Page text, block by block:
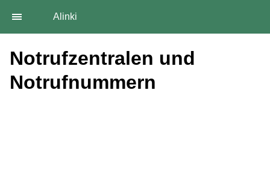
Alinki
Notrufzentralen und
Notrufnummern